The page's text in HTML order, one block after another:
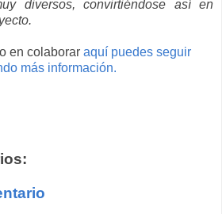
diversos, convirtiéndose así en
en colaborar aquí puedes seguir
más información.